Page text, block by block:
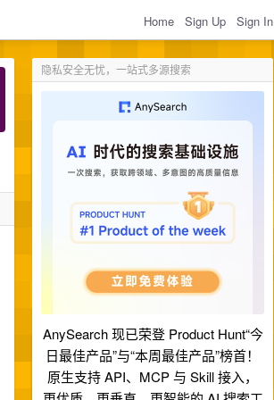
Home Sign Up Sign In
隐私安全无忧，一站式多源搜索
AnySearch 现已荣登 Product Hunt“今
日最佳产品”与“本周最佳产品”榜首！
原生支持 API、MCP 与 Skill 接入，